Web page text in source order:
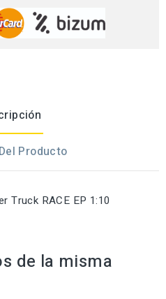
Producto
Truck RACE EP 1:10
de la misma